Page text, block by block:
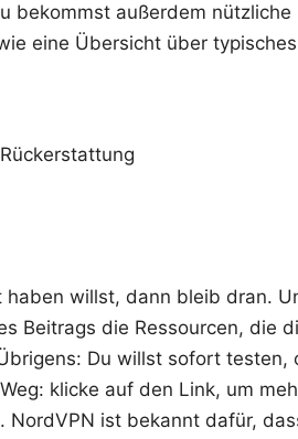
bekommst außerdem nützliche
eine Übersicht über typisches
willst, dann bleib dran.
Beitrags die Ressourcen, die
Du willst sofort testen,
klicke auf den Link, um
ist bekannt dafür,